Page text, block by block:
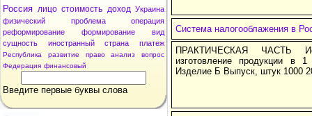
Россия лицо стоимость доход Украина
физический
проблема
операция
реформирование
формирование
вид
сущность
иностранный страна платеж
Республика развитие право анализ
вопрос
Федерация финансовый
Введите первые буквы слова
Система налогооблажения в
ПРАКТИЧЕСКАЯ ЧАСТЬ
изготовление продукции в
Изделие Б Выпуск, штук 1000